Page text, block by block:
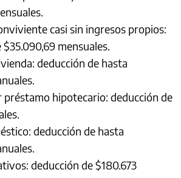
casi sin ingresos propios:
mensuales.
deducción de hasta
préstamo hipotecario: deducción de
deducción de hasta
deducción de $180.673